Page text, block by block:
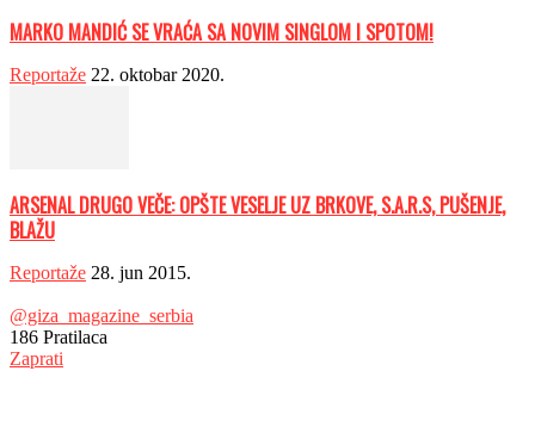
MARKO MANDIĆ SE VRAĆA SA NOVIM SINGLOM I SPOTOM!
Reportaže 22. oktobar 2020.
ARSENAL DRUGO VEČE: OPŠTE VESELJE UZ BRKOVE, S.A.R.S, PUŠENJE,
BLAŽU
Reportaže 28. jun 2015.
@giza_magazine_serbia
186 Pratilaca
Zaprati